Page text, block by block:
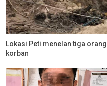
Lokasi Peti menelan tiga orang
korban